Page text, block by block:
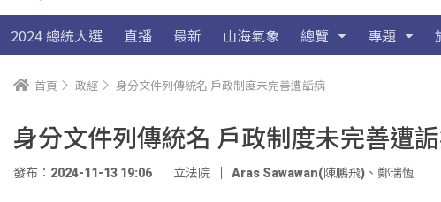
2024 總統大選 直播 最新 山海氣象 總覽 專題
首頁 政經 身分文件列傳統名 戶政制度未完善遭詬病
身分文件列傳統名 戶政制度未完善遭
發布：2024-11-13 19:06 立法院 Aras Sawawan(陳鵬飛) 、 鄭瑞恆